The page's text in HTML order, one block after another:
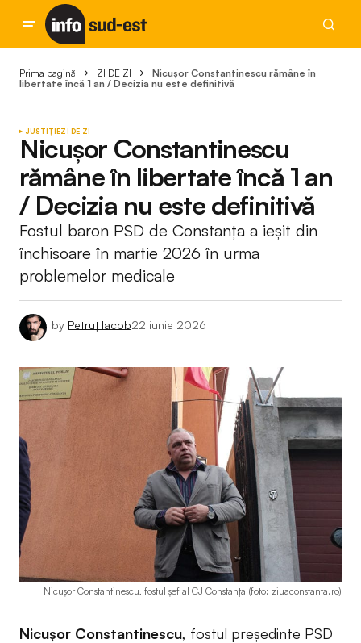
Prima pagină ZI DE ZI
Nicușor Constantinescu rămâne în
libertate încă 1 an / Decizia nu este definitivă
JUSTIȚIEZI DE ZI
Nicușor Constantinescu
rămâne în libertate încă 1 an
/ Decizia nu este definitivă
Fostul baron PSD de Constanța a ieșit din
închisoare în martie 2026 în urma
problemelor medicale
by Petruț Iacob22 iunie 2026
Nicușor Constantinescu, fostul șef al CJ Constanța (foto: ziuaconstanta.ro)
Nicușor Constantinescu, fostul președinte PSD